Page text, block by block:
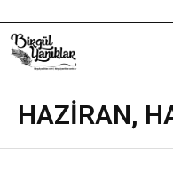
Bana Dair
Eğitim Yazılarım
HAZİRAN,